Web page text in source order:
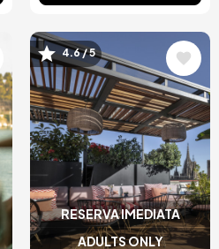
RESERVA IMEDIATA
ADULTS ONLY
Imagem
4.6 / 5